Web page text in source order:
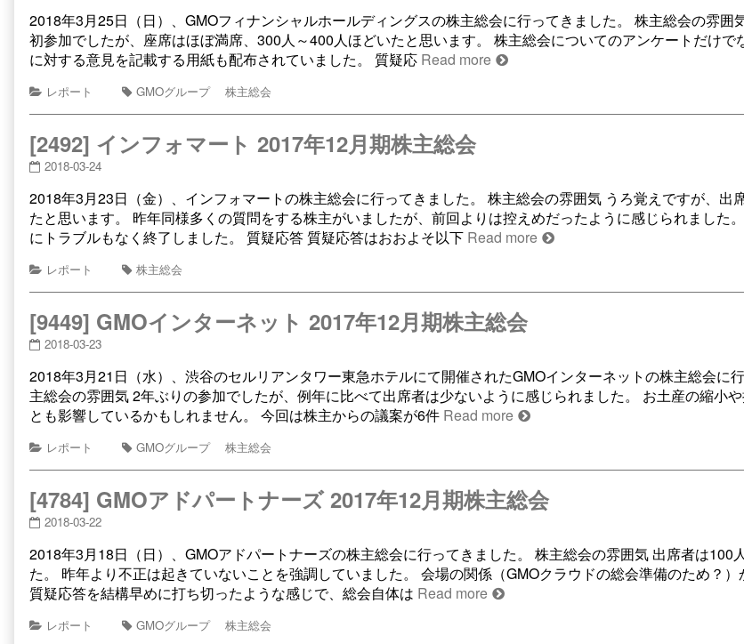
2018年3月25日（日）、GMOフィナンシャルホールディングスの株主総会に行ってきました。 株主総会の雰囲
初参加でしたが、座席はほぼ満席、300人～400人ほどいたと思います。 株主総会についてのアンケートだけで
に対する意見を記載する用紙も配布されていました。 質疑応 Read more
レポート GMOグループ 株主総会
[2492] インフォマート 2017年12月期株主総会
2018-03-24
2018年3月23日（金）、インフォマートの株主総会に行ってきました。 株主総会の雰囲気 うろ覚えですが、出
たと思います。 昨年同様多くの質問をする株主がいましたが、前回よりは控えめだったように感じられました
にトラブルもなく終了しました。 質疑応答 質疑応答はおおよそ以下 Read more
レポート 株主総会
[9449] GMOインターネット 2017年12月期株主総会
2018-03-23
2018年3月21日（水）、渋谷のセルリアンタワー東急ホテルにて開催されたGMOインターネットの株主総会に
主総会の雰囲気 2年ぶりの参加でしたが、例年に比べて出席者は少ないように感じられました。 お土産の縮小
とも影響しているかもしれません。 今回は株主からの議案が6件 Read more
レポート GMOグループ 株主総会
[4784] GMOアドパートナーズ 2017年12月期株主総会
2018-03-22
2018年3月18日（日）、GMOアドパートナーズの株主総会に行ってきました。 株主総会の雰囲気 出席者は100
た。 昨年より不正は起きていないことを強調していました。 会場の関係（GMOクラウドの総会準備のため？）
質疑応答を結構早めに打ち切ったような感じで、総会自体は Read more
レポート GMOグループ 株主総会